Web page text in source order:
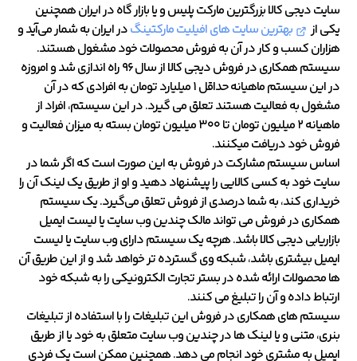
سایت دیجی کالا بزرگترین مارکت پلیس و یا بازار گاه در ایران همچنین
یکی از
بهترین سایت های افیلیت مارکتینگدر ایران به شمار می‌آید و
هزاران کسب و کار در آن به فروش محصولات خود مشغول هستند.
سیستم همکاری در فروش دیجی کالا از سال ۹۶ راه اندازی شد و امروزه
در این سیستم ماهیانه حداقل ۱ میلیارد تومان به افرادی که در آن
مشغول به فعالیت هستند تعلق می گیرد. در این سیستم، افراد از
ماهیانه ۲ میلیون تومان تا ۳۰۰ میلیون تومان بسته به میزان فعالیت و
فروش خود دریافت میکنند.
اساس سیستم مشارکت در فروش به این صورت است که اگر شما در
سایت خود به کسی کالایی را پیشنهاد دهید و او از طریق یک لینک آن را
خریداری کند، به شما درصدی از فروش تعلق می‌گیرد. یک سیستم
همکاری در فروش می تواند مالک چندین وب سایت یا لیست ایمیل
بازاریابی دیجی کالا باشد. هرچه یک سیستم دارای وب سایت یا لیست
ایمیل بیشتری باشد، شبکه وی گسترده تر خواهد شد و از این طریق آن
ها محصولات ارائه شده در بستر تجارت الکترونیکی را به شبکه خود
ارتباط داده و آن را تبلیغ می کنند.
سیستم های همکاری در فروش این تبلیغات را با استفاده از تبلیغات
بنری، متنی و یا لینک ها در چندین وب سایت متعلق به خود یا از طریق
ایمیل به مشتری خود انجام می دهد. همچنین ممکن است یک فردی